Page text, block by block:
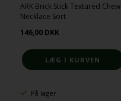
ARK Brick Stick Textured Chew
Necklace Sort
146,00 DKK
På lager